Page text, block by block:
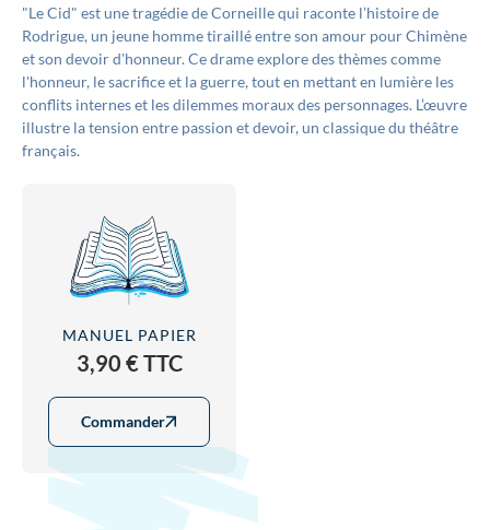
"Le Cid" est une tragédie de Corneille qui raconte l’histoire de
Rodrigue, un jeune homme tiraillé entre son amour pour Chimène
et son devoir d'honneur. Ce drame explore des thèmes comme
l'honneur, le sacrifice et la guerre, tout en mettant en lumière les
conflits internes et les dilemmes moraux des personnages. L’œuvre
illustre la tension entre passion et devoir, un classique du théâtre
français.
MANUEL PAPIER
3,90 € TTC
Commander